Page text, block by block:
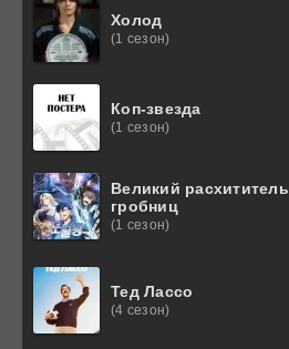
Холод
(1 сезон)
Коп-звезда
(1 сезон)
Великий расхититель
гробниц
(1 сезон)
Тед Лассо
(4 сезон)